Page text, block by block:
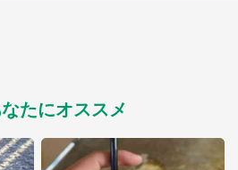
道府選択
たにオススメ